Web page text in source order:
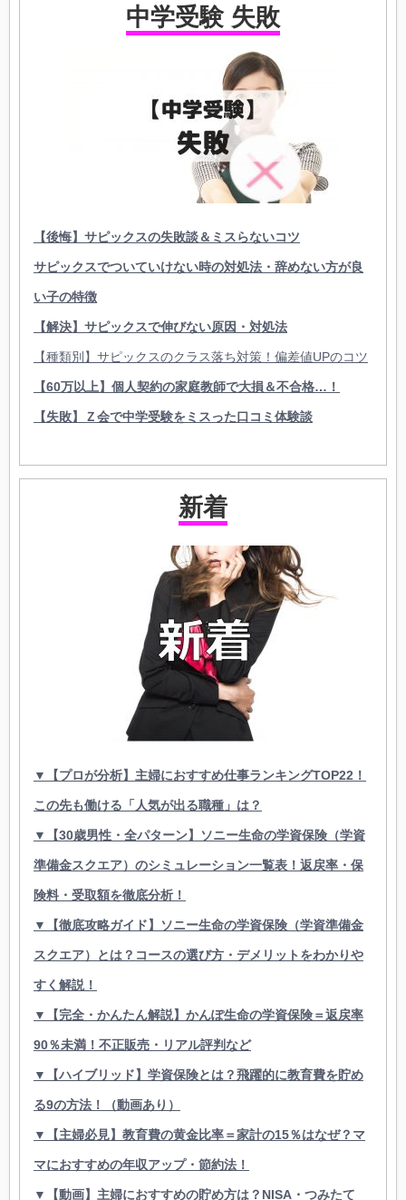
中学受験 失敗
【後悔】サピックスの失敗談＆ミスらないコツ
サピックスでついていけない時の対処法・辞めない方が良
い子の特徴
【解決】サピックスで伸びない原因・対処法
【種類別】サピックスのクラス落ち対策！偏差値UPのコツ
【60万以上】個人契約の家庭教師で大損＆不合格…！
【失敗】Ｚ会で中学受験をミスった口コミ体験談
新着
▼【プロが分析】主婦におすすめ仕事ランキングTOP22！
この先も働ける「人気が出る職種」は？
▼【30歳男性・全パターン】ソニー生命の学資保険（学資
準備金スクエア）のシミュレーション一覧表！返戻率・保
険料・受取額を徹底分析！
▼【徹底攻略ガイド】ソニー生命の学資保険（学資準備金
スクエア）とは？コースの選び方・デメリットをわかりや
すく解説！
▼【完全・かんたん解説】かんぽ生命の学資保険＝返戻率
90％未満！不正販売・リアル評判など
▼【ハイブリッド】学資保険とは？飛躍的に教育費を貯め
る9の方法！（動画あり）
▼【主婦必見】教育費の黄金比率＝家計の15％はなぜ？マ
マにおすすめの年収アップ・節約法！
▼【動画】主婦におすすめの貯め方は？NISA・つみたて